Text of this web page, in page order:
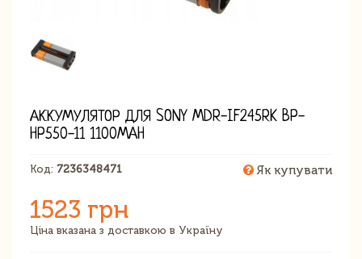
АККУМУЛЯТОР ДЛЯ SONY MDR-IF245RK BP-
HP550-11 1100MAH
Код: 7236348471 Як купувати
1523 грн
Ціна вказана з доставкою в Україну